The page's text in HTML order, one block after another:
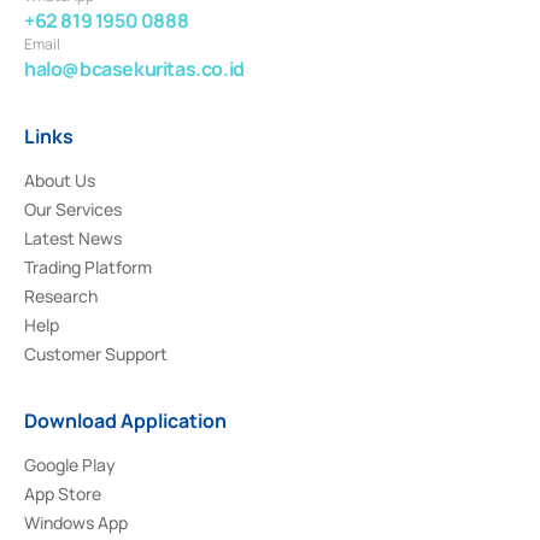
+62 819 1950 0888
Email
halo@bcasekuritas.co.id
Links
About Us
Our Services
Latest News
Trading Platform
Research
Help
Customer Support
Download Application
Google Play
App Store
Windows App